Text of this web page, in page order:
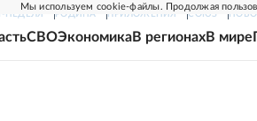
Мы используем cookie-файлы. Продолжая
НЕДЕЛЯ РОДИНА ПРИЛОЖЕНИЯ СОЮЗ
СВОЭкономикаВ регионахВ мире